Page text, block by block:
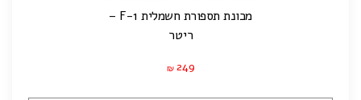
מכונת תספורת חשמלית F-1 –
ריטר
₪ 249